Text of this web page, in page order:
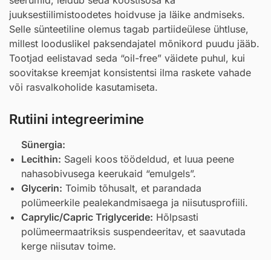
juuksestiilimistoodetes hoidvuse ja läike andmiseks.
Selle sünteetiline olemus tagab partiideülese ühtluse,
millest looduslikel paksendajatel mõnikord puudu jääb.
Tootjad eelistavad seda “oil-free” väidete puhul, kui
soovitakse kreemjat konsistentsi ilma raskete vahade
või rasvalkoholide kasutamiseta.
Rutiini integreerimine
Sünergia:
Lecithin: Sageli koos töödeldud, et luua peene
nahasobivusega keerukaid “emulgels”.
Glycerin: Toimib tõhusalt, et parandada
polümeerkile pealekandmisaega ja niisutusprofiili.
Caprylic/Capric Triglyceride: Hõlpsasti
polümeermaatriksis suspendeeritav, et saavutada
kerge niisutav toime.